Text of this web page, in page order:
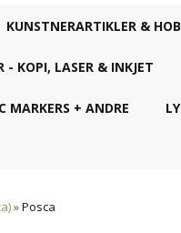
KUNSTNERARTIKLER &
- KOPI, LASER & INKJET
MARKERS + ANDRE
»Posca